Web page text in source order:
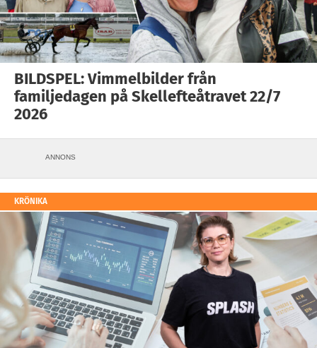
BILDSPEL: Vimmelbilder från
familjedagen på Skellefteåtravet 22/7
2026
ANNONS
KRÖNIKA